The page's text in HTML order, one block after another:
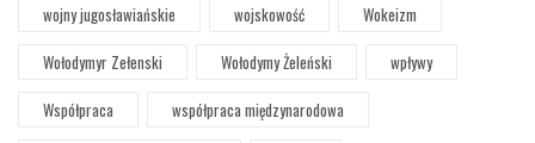
wojny jugosławiańskie
wojskowość
Wokeizm
Wołodymyr Zełenski
Wołodymy Żeleński
wpływy
Współpraca
współpraca międzynarodowa